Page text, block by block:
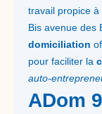
travail propice
Bis avenue des
domiciliation
pour faciliter la
auto-
ADom